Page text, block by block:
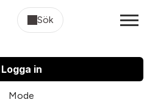
Sök
Logga in
Mode